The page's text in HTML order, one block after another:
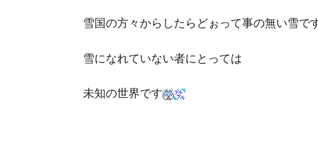
雪国の方々からしたらどぉって事の無い雪で
雪になれていない者にとっては
未知の世界です